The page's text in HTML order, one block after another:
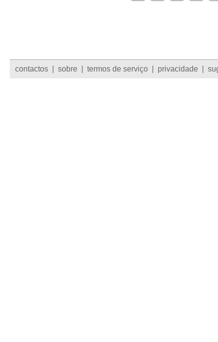
contactos sobre termos de serviço privacidade